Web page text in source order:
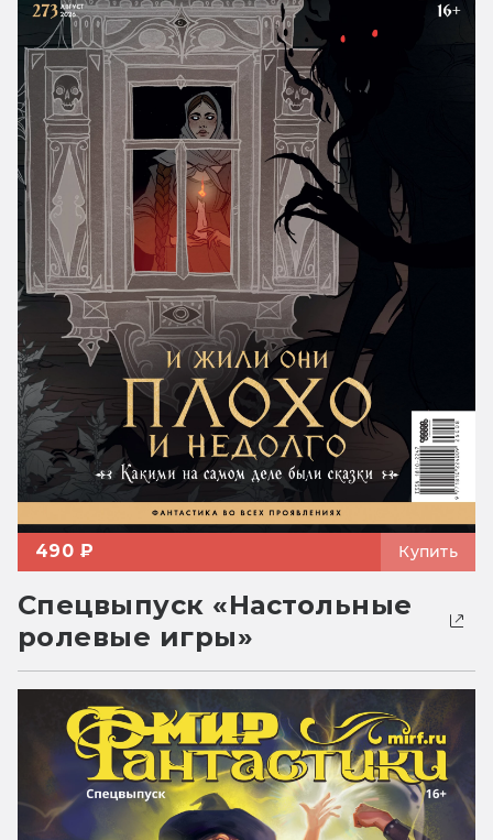
490 ₽ Купить
Спецвыпуск «Настольные
ролевые игры»